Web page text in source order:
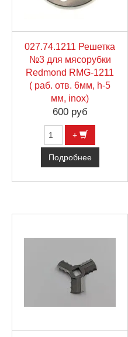
027.74.1211 Решетка
№3 для мясорубки
Redmond RMG-1211
( раб. отв. 6мм, h-5
мм, inox)
600 руб
+
Подробнее